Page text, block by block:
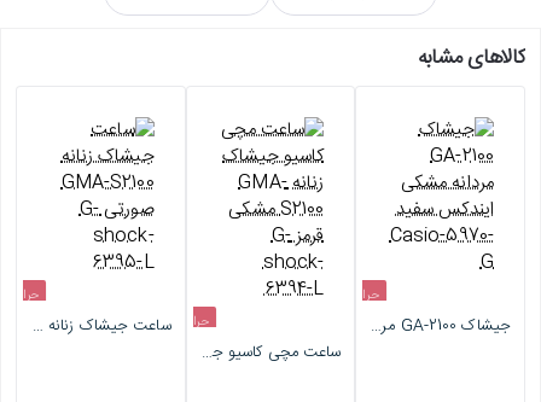
کالاهای مشابه
حراج
اتمام موجودی
جیشاک GA-2100 مردانه مشکی ایندکس سفید Casio-5970-G
حراج
ساعت مچی کاسیو جیشاک زنانه GMA-S2100 مشکی قرمز G-shock-6394-L
حراج
اتمام موجودی
ساعت جیشاک زنانه GMA-S2100 صورتی G-shock-6395-L